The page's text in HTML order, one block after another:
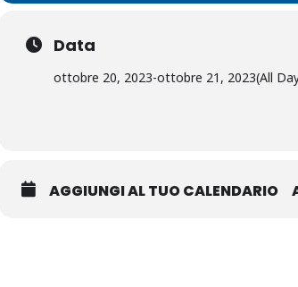
Data
ottobre 20, 2023-ottobre 21, 2023(All
AGGIUNGI AL TUO CALENDARIO